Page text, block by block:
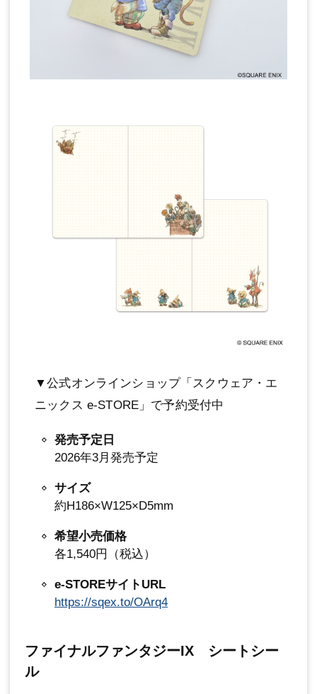
▼公式オンラインショップ「スクウェア・エ
ニックス e-STORE」で予約受付中
発売予定日
2026年3月発売予定
サイズ
約H186×W125×D5mm
希望小売価格
各1,540円（税込）
e-STOREサイトURL
https://sqex.to/OArq4
ファイナルファンタジーIX シートシー
ル